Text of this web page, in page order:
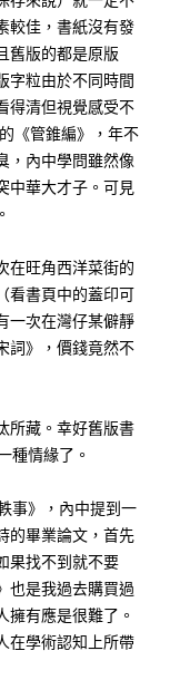
較佳，書紙沒有發
舊版的都是原版
字粒由於不同時間
得清但視覺感受不
《管錐編》，年不
，內中學問雖然像
中華大才子。可見
在旺角西洋菜街的
看書頁中的蓋印可
一次在灣仔某僻靜
詞》，價錢竟然不
所藏。幸好舊版書
情緣了。
事》，內中提到一
的畢業論文，首先
果找不到就不要
也是我過去購買過
擁有應是很難了。
在學術認知上所帶